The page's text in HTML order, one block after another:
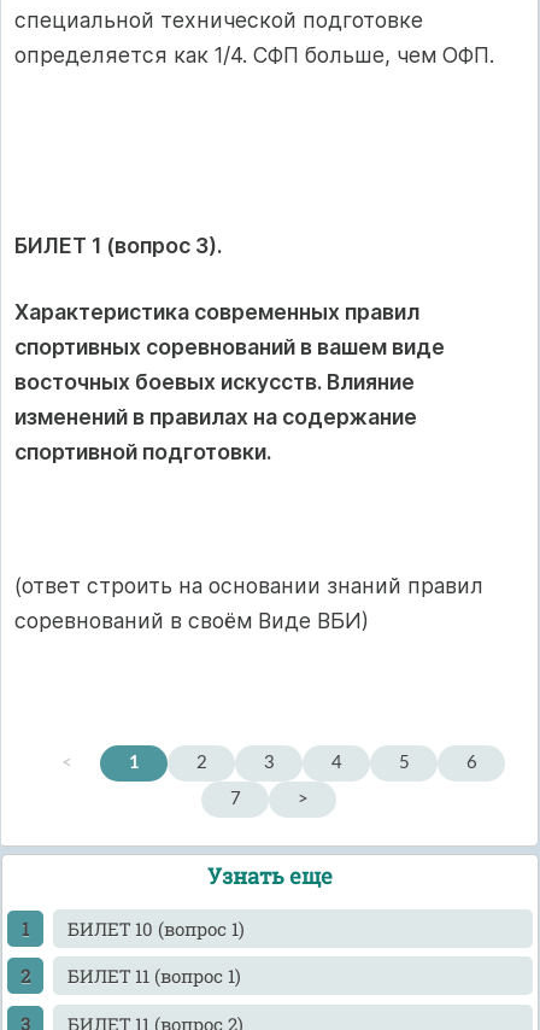
специальной технической подготовке
определяется как 1/4. СФП больше, чем ОФП.
БИЛЕТ 1 (вопрос 3).
Характеристика современных правил
спортивных соревнований в вашем виде
восточных боевых искусств. Влияние
изменений в правилах на содержание
спортивной подготовки.
(ответ строить на основании знаний правил
соревнований в своём Виде ВБИ)
< 1 2 3 4 5
6
7
>
Узнать еще
БИЛЕТ 10 (вопрос 1)
БИЛЕТ 11 (вопрос 1)
БИЛЕТ 11 (вопрос 2)